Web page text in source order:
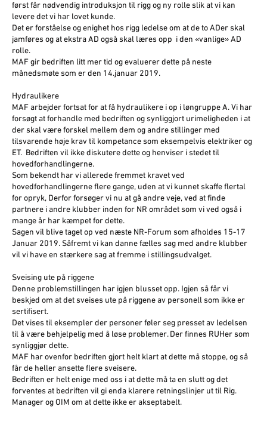
først får nødvendig introduksjon til rigg og ny rolle slik at vi kan
levere det vi har lovet kunde.
Det er forståelse og enighet hos rigg ledelse om at de to ADer skal
jamføres og at ekstra AD også skal læres opp i den «vanlige» AD
rolle.
MAF gir bedriften litt mer tid og evaluerer dette på neste
månedsmøte som er den 14.januar 2019.
Hydraulikere
MAF arbejder fortsat for at få hydraulikere i op i løngruppe A. Vi har
forsøgt at forhandle med bedriften og synliggjort urimeligheden i at
der skal være forskel mellem dem og andre stillinger med
tilsvarende høje krav til kompetance som eksempelvis elektriker og
ET. Bedriften vil ikke diskutere dette og henviser i stedet til
hovedforhandlingerne.
Som bekendt har vi allerede fremmet kravet ved
hovedforhandlingerne flere gange, uden at vi kunnet skaffe flertal
for opryk, Derfor forsøger vi nu at gå andre veje, ved at finde
partnere i andre klubber inden for NR området som vi ved også i
mange år har kæmpet for dette.
Sagen vil blive taget op ved næste NR-Forum som afholdes 15-17
Januar 2019. Såfremt vi kan danne fælles sag med andre klubber
vil vi have en stærkere sag at fremme i stillingsudvalget.
Sveising ute på riggene
Denne problemstillingen har igjen blusset opp. Igjen så får vi
beskjed om at det sveises ute på riggene av personell som ikke er
sertifisert.
Det vises til eksempler der personer føler seg presset av ledelsen
til å være behjelpelig med å løse problemer. Der finnes RUHer som
synliggjør dette.
MAF har ovenfor bedriften gjort helt klart at dette må stoppe, og så
får de heller ansette flere sveisere.
Bedriften er helt enige med oss i at dette må ta en slutt og det
forventes at bedriften vil gi enda klarere retningslinjer ut til Rig.
Manager og OIM om at dette ikke er akseptabelt.